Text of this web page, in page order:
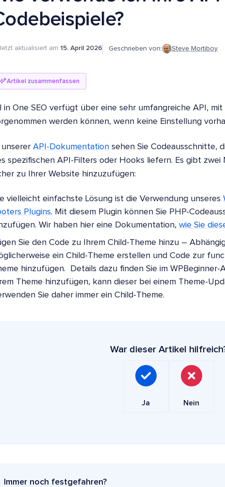
aktualisiert am 15. April 2026 Geschrieben von: Steve Mortiboy
Artikel zusammenfassen
in One SEO verfügt über eine sehr umfangreiche API,
werden können, wenn keine Einstellung
unserer API-Dokumentation sehen Sie Codeausschnitte,
spezifischen API-Filters oder Hooks liefern. Es gibt zwei
zu Ihrer Website hinzuzufügen:
vielleicht einfachste Lösung ist die Verwendung unseres
Plugins. Mit diesem Plugin können Sie PHP-
Wir haben hier eine Dokumentation, wie Sie
Sie den Code zu Ihrem Child-Theme hinzu –
ein Child-Theme erstellen und Code zur
hinzufügen. Details dazu finden Sie im WPBeginner-
Theme hinzufügen, kann dieser bei einem Theme-
Sie daher immer ein Child-Theme.
War dieser Artikel
Ja Nein
Immer noch festgefahren?